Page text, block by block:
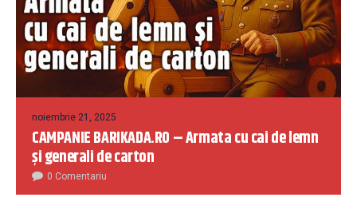
noiembrie 21, 2025
CAMPANIE BARIKADA.RO – Armata cu cai de lemn
și generali de carton
0 Comentariu